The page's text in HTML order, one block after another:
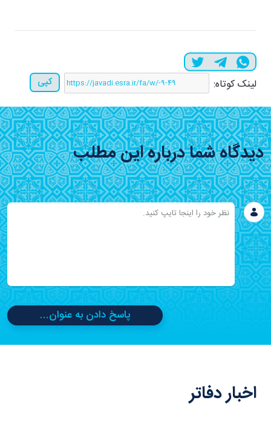
لینک کوتاه: کپی
دیدگاه شما درباره این مطلب
پاسخ دادن به عنوان...
اخبار دفاتر